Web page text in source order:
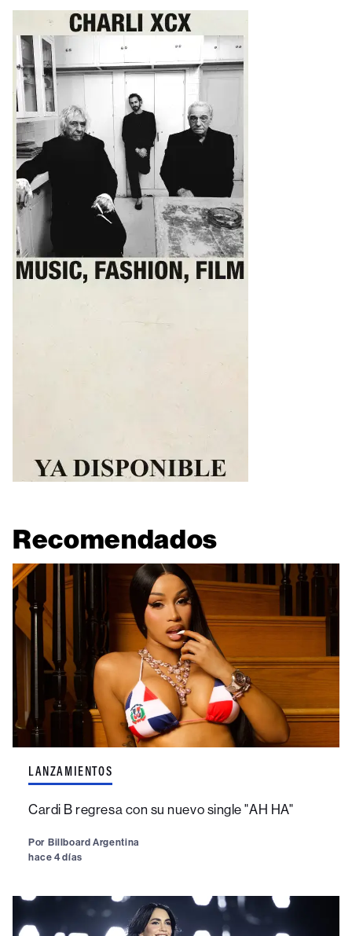
Recomendados
LANZAMIENTOS
Cardi B regresa con su nuevo single "AH HA"
Por Billboard Argentina
hace 4 días